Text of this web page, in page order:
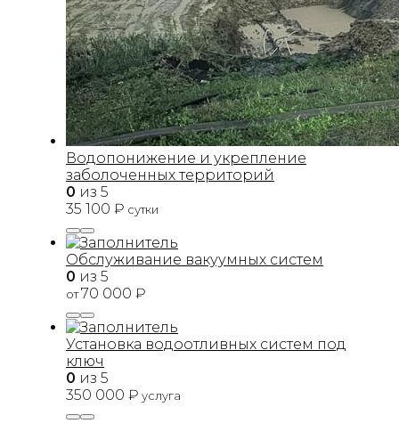
Водопонижение и укрепление
заболоченных территорий
0 из 5
35 100 ₽ сутки
Обслуживание вакуумных систем
0 из 5
от70 000 ₽
Установка водоотливных систем под
ключ
0 из 5
350 000 ₽ услуга